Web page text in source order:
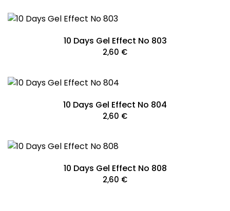
10 Days Gel Effect No 803
2,60 €
10 Days Gel Effect No 804
2,60 €
10 Days Gel Effect No 808
2,60 €